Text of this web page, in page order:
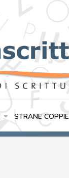
STRANE COPPIE